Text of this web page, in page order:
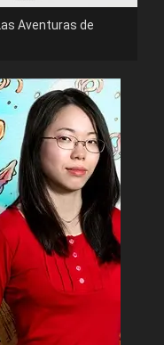
Aventuras de